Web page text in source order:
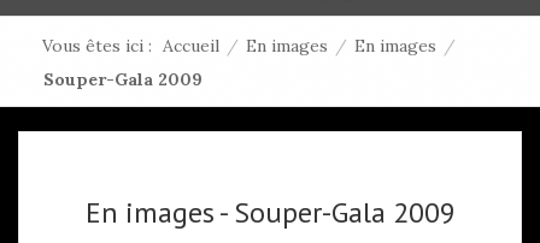
Vous êtes ici : Accueil / En images / En images /
Souper-Gala 2009
En images - Souper-Gala 2009